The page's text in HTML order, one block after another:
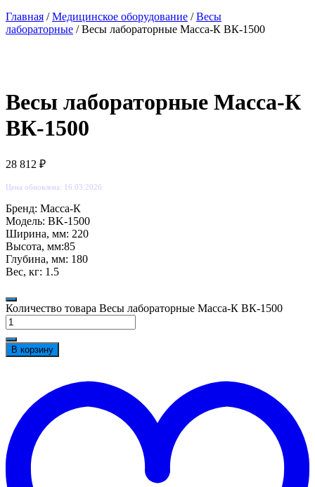
Главная /Медицинское оборудование /Весы
лабораторные / Весы лабораторные Масса-К ВК-1500
Весы лабораторные Масса-К
ВК-1500
28 812 ₽
Цена обновлена: 16.03.2026
Бренд: Масса-К
Модель: BK-1500
Ширина, мм: 220
Высота, мм:85
Глубина, мм: 180
Вес, кг: 1.5
Количество товара Весы лабораторные Масса-К ВК-1500
В корзину